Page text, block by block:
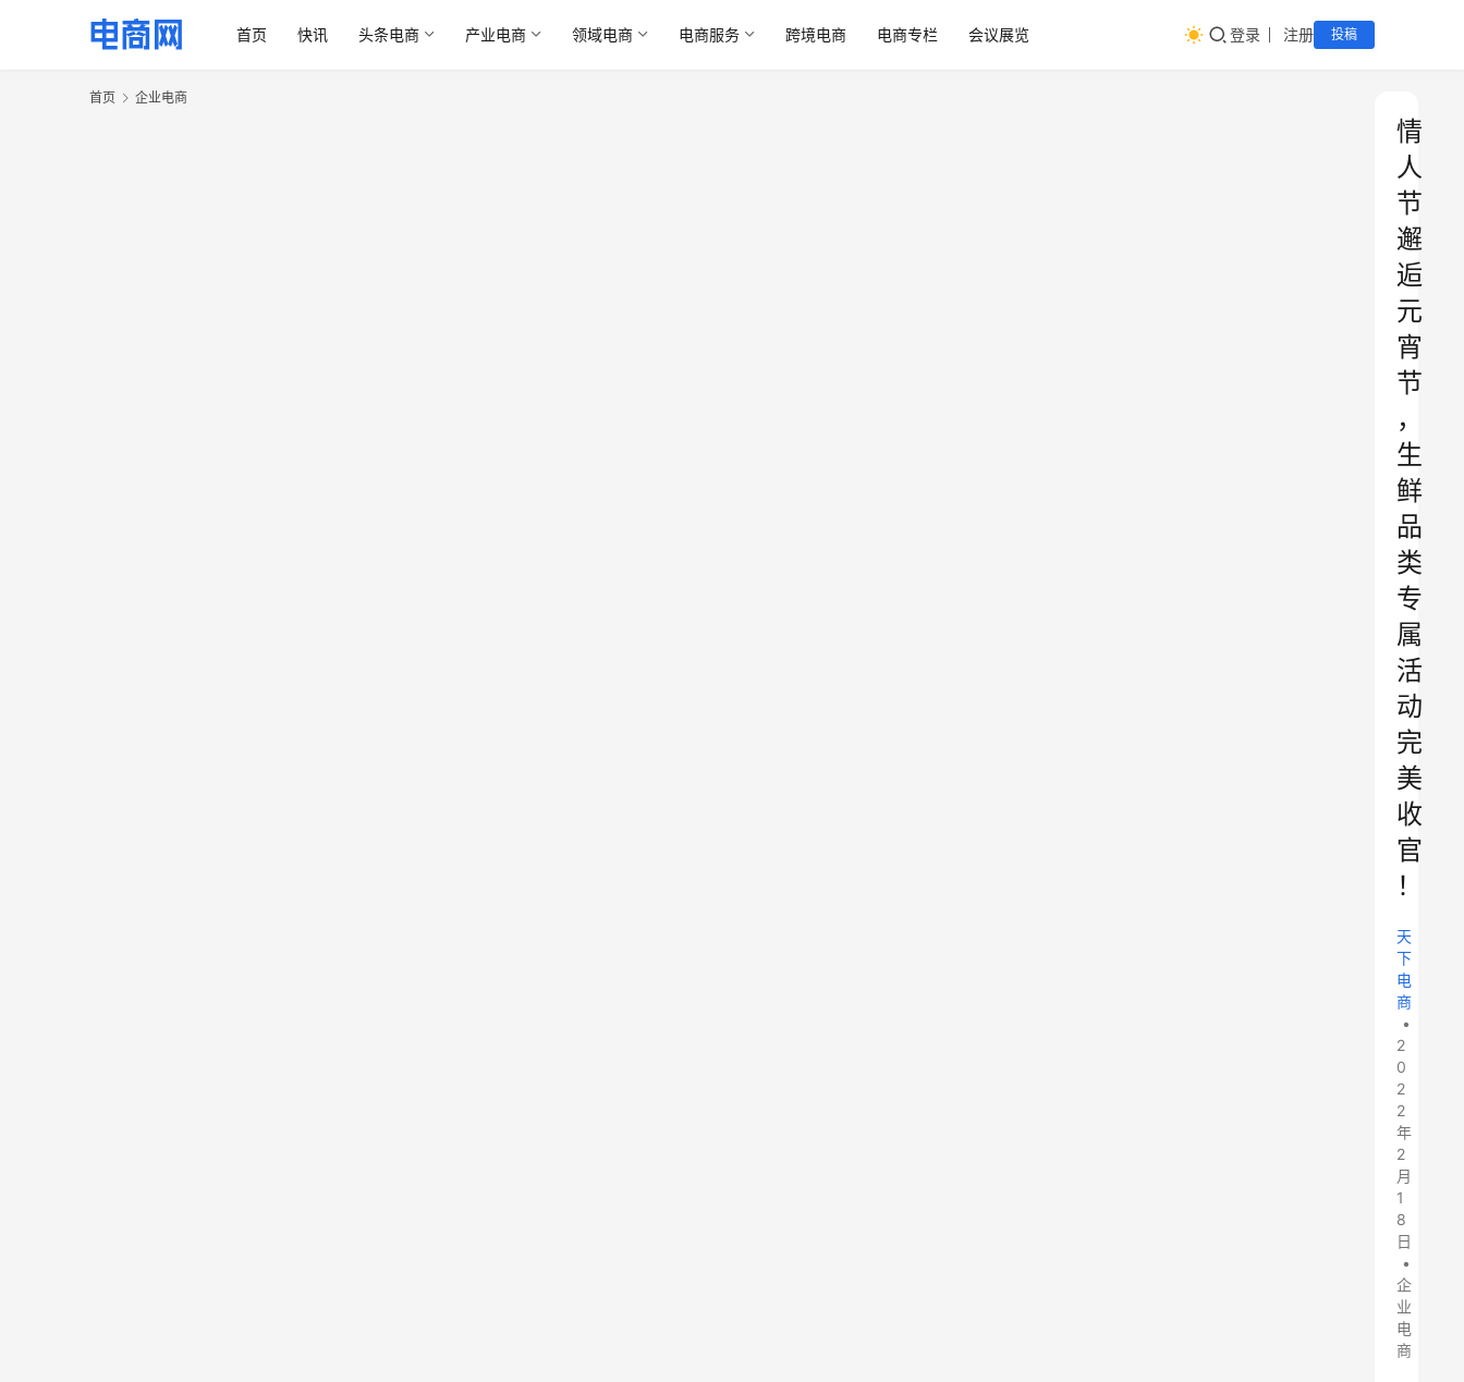
首页 快讯 头条电商 产业电商 领域电商 电商服务 跨境电商 电商专栏 会议展览 登录 注册 投稿
首页 企业电商
情
人
节
邂
逅
元
宵
节
，
生
鲜
品
类
专
属
活
动
完
美
收
官
！
天
下
电
商
•
2
0
2
2
年
2
月
1
8
日
•
企
业
电
商